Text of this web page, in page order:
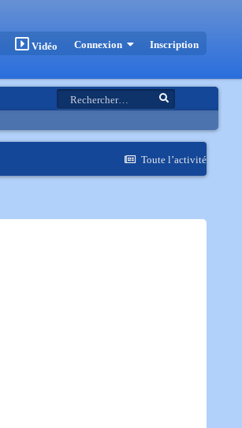
Vidéo Connexion Inscription
Toute l’activité